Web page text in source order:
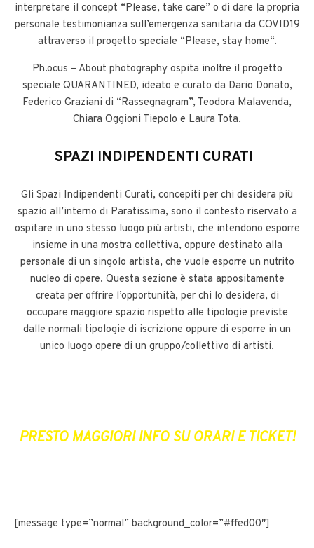
interpretare il concept “Please, take care” o di dare la propria
personale testimonianza sull’emergenza sanitaria da COVID19
attraverso il progetto speciale “Please, stay home“.
Ph.ocus – About photography ospita inoltre il progetto
speciale QUARANTINED, ideato e curato da Dario Donato,
Federico Graziani di “Rassegnagram”, Teodora Malavenda,
Chiara Oggioni Tiepolo e Laura Tota.
SPAZI INDIPENDENTI CURATI
Gli Spazi Indipendenti Curati, concepiti per chi desidera più
spazio all’interno di Paratissima, sono il contesto riservato a
ospitare in uno stesso luogo più artisti, che intendono esporre
insieme in una mostra collettiva, oppure destinato alla
personale di un singolo artista, che vuole esporre un nutrito
nucleo di opere. Questa sezione è stata appositamente
creata per offrire l’opportunità, per chi lo desidera, di
occupare maggiore spazio rispetto alle tipologie previste
dalle normali tipologie di iscrizione oppure di esporre in un
unico luogo opere di un gruppo/collettivo di artisti.
PRESTO MAGGIORI INFO SU ORARI E TICKET!
[message type=”normal” background_color=”#ffed00″]